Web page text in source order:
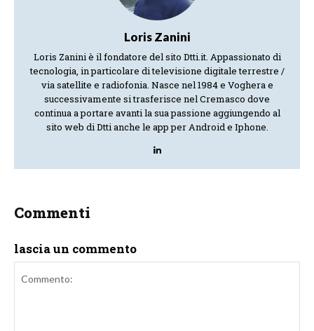
Loris Zanini
Loris Zanini è il fondatore del sito Dtti.it. Appassionato di
tecnologia, in particolare di televisione digitale terrestre /
via satellite e radiofonia. Nasce nel 1984 e Voghera e
successivamente si trasferisce nel Cremasco dove
continua a portare avanti la sua passione aggiungendo al
sito web di Dtti anche le app per Android e Iphone.
Commenti
lascia un commento